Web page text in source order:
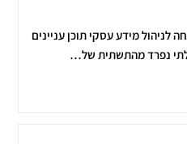
לניהול מידע עסקי תוכן עניינים
נפרד מהתשתית של…